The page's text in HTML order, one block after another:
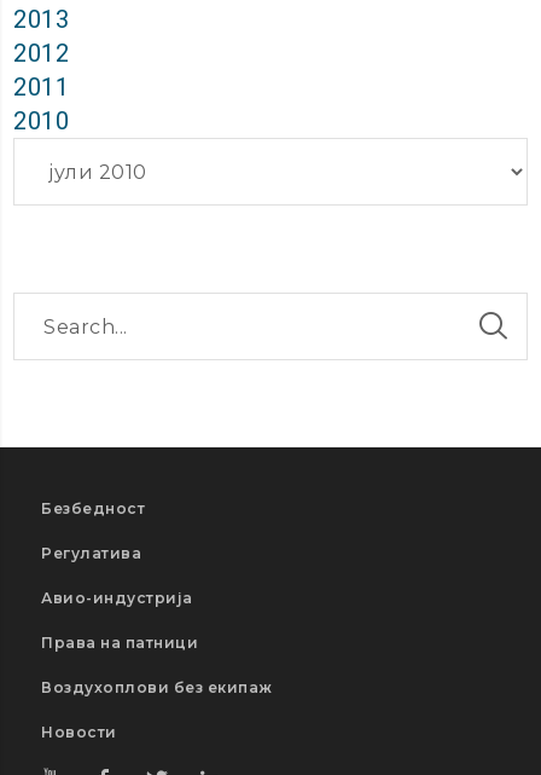
2013
2012
2011
2010
Безбедност
Регулатива
Авио-индустрија
Права на патници
Воздухоплови без екипаж
Новости